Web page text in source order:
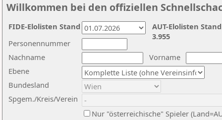
Willkommen bei den offiziellen
Nachname
Vorname
Ebene
Personennummer
Bundesland
Spgem./Kreis/Verein
Nur "österreichische" Spieler
AUT-Elolisten
3.955
FIDE-Elolisten Stand